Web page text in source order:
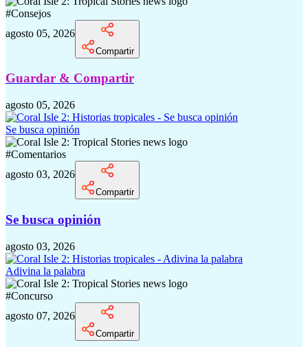
#Consejos
agosto 05, 2026
Compartir
Guardar & Compartir
agosto 05, 2026
Se busca opinión
#Comentarios
agosto 03, 2026
Compartir
Se busca opinión
agosto 03, 2026
Adivina la palabra
#Concurso
agosto 07, 2026
Compartir